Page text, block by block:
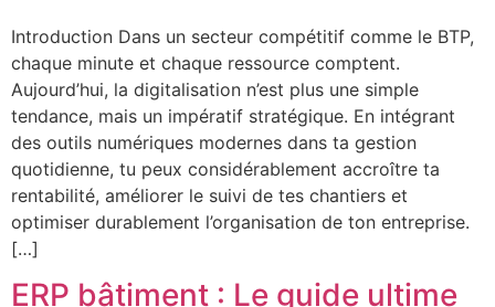
Introduction Dans un secteur compétitif comme le BTP,
chaque minute et chaque ressource comptent.
Aujourd’hui, la digitalisation n’est plus une simple
tendance, mais un impératif stratégique. En intégrant
des outils numériques modernes dans ta gestion
quotidienne, tu peux considérablement accroître ta
rentabilité, améliorer le suivi de tes chantiers et
optimiser durablement l’organisation de ton entreprise.
[…]
ERP bâtiment : Le guide ultime